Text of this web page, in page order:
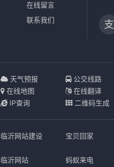
在线留言
联系我们
支
天气预报 公交线路
在线地图 在线翻译
IP查询 二维码生成
临沂网站建设 宝贝回家
临沂网站 蚂蚁来电